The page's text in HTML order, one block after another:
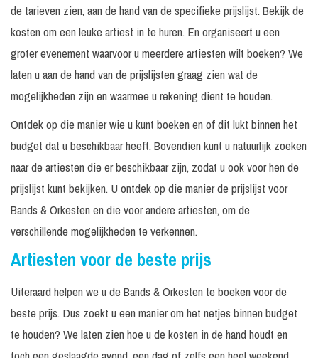
de tarieven zien, aan de hand van de specifieke prijslijst. Bekijk de
kosten om een leuke artiest in te huren. En organiseert u een
groter evenement waarvoor u meerdere artiesten wilt boeken? We
laten u aan de hand van de prijslijsten graag zien wat de
mogelijkheden zijn en waarmee u rekening dient te houden.
Ontdek op die manier wie u kunt boeken en of dit lukt binnen het
budget dat u beschikbaar heeft. Bovendien kunt u natuurlijk zoeken
naar de artiesten die er beschikbaar zijn, zodat u ook voor hen de
prijslijst kunt bekijken. U ontdek op die manier de prijslijst voor
Bands & Orkesten en die voor andere artiesten, om de
verschillende mogelijkheden te verkennen.
Artiesten voor de beste prijs
Uiteraard helpen we u de Bands & Orkesten te boeken voor de
beste prijs. Dus zoekt u een manier om het netjes binnen budget
te houden? We laten zien hoe u de kosten in de hand houdt en